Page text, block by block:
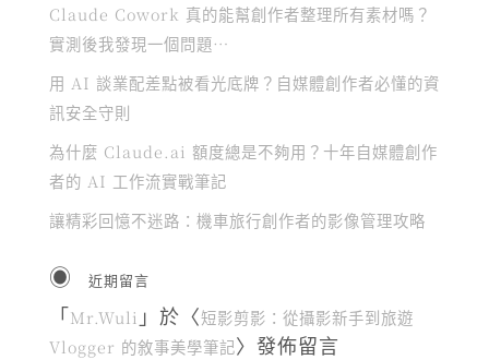
Claude Cowork 真的能幫創作者整理所有素材嗎？
實測後我發現一個問題…
用 AI 談業配差點被看光底牌？自媒體創作者必懂的資
訊安全守則
為什麼 Claude.ai 額度總是不夠用？十年自媒體創作
者的 AI 工作流實戰筆記
讓精彩回憶不迷路：機車旅行創作者的影像管理攻略
近期留言
「Mr.Wuli 」於〈短影剪影：從攝影新手到旅遊
Vlogger 的敘事美學筆記〉發佈留言